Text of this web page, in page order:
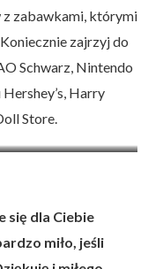
zabawkami, którymi
zajrzyj do
Schwarz, Nintendo
Harry
Store.
się dla Ciebie
miło, jeśli